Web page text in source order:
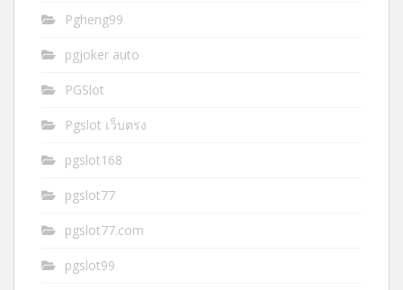
Pgheng99
pgjoker auto
PGSlot
Pgslot เว็บตรง
pgslot168
pgslot77
pgslot77.com
pgslot99